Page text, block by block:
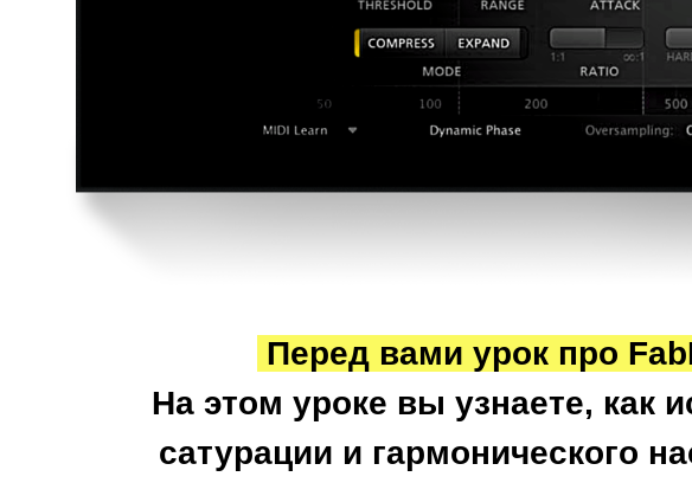
Перед вами урок про
На этом уроке вы узнаете, как
сатурации и гармонического